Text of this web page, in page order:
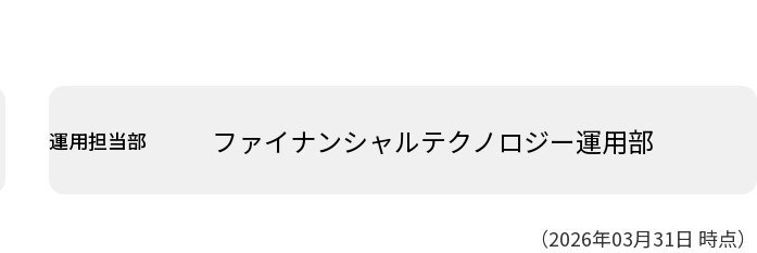
運用担当部 ファイナンシャルテクノロジー運用部
（2026年03月31日 時点）